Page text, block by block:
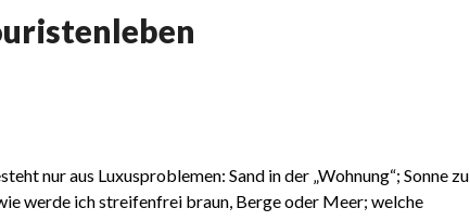
2017
nur aus Luxusproblemen: Sand in der „Wohnung“; Sonne zu
werde ich streifenfrei braun, Berge oder Meer; welche